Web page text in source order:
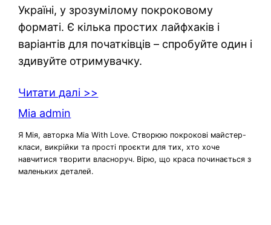
Україні, у зрозумілому покроковому
форматі. Є кілька простих лайфхаків і
варіантів для початківців – спробуйте один і
здивуйте отримувачку.
Читати далі >>
Mia admin
Я Мія, авторка Mia With Love. Створюю покрокові майстер-
класи, викрійки та прості проєкти для тих, хто хоче
навчитися творити власноруч. Вірю, що краса починається з
маленьких деталей.